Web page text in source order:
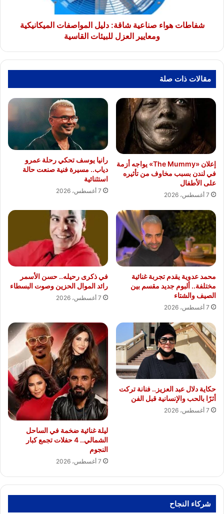
للبيئاتشفاطات هواء صناعية شاقة: دليل المواصفات الميكانيكية
ومعايير العزل للبيئات القاسية
مقالات ذات صلة
إعلان «The Mummy» يواجه أزمة
في لندن بسبب مخاوف من تأثيره
على الأطفال
7 أغسطس، 2026
رانيا يوسف تحكي رحلة عمرو
دياب.. مسيرة فنية صنعت حالة
استثنائية
7 أغسطس، 2026
محمد عدوية يقدم تجربة غنائية
مختلفة.. ألبوم جديد مقسم بين
الصيف والشتاء
7 أغسطس، 2026
في ذكرى رحيله.. حسن الأسمر
رائد الموال الحزين وصوت البسطاء
7 أغسطس، 2026
حكاية دلال عبد العزيز.. فنانة تركت
أثرًا بالحب والإنسانية قبل الفن
7 أغسطس، 2026
ليلة غنائية ضخمة في الساحل
الشمالي.. 4 حفلات تجمع كبار
النجوم
7 أغسطس، 2026
شركاء النجاح